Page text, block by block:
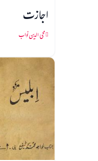
اجازت
محی الدین نواب